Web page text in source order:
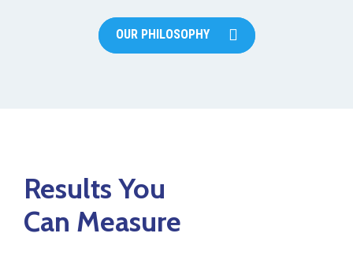
OUR PHILOSOPHY
Results You
Can Measure